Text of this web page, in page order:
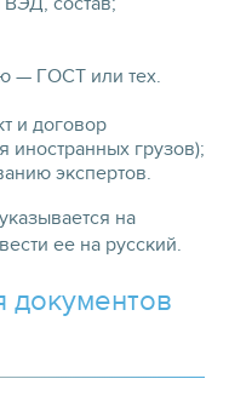
— ГОСТ или тех.
и договор
иностранных грузов);
экспертов.
на
ее на русский.